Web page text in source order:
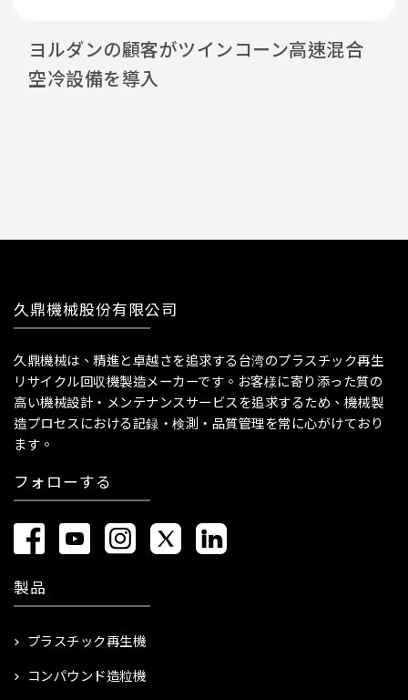
ヨルダンの顧客がツインコーン高速混合
空冷設備を導入
久鼎機械股份有限公司
久鼎機械は、精進と卓越さを追求する台湾のプラスチック再生
リサイクル回収機製造メーカーです。お客様に寄り添った質の
高い機械設計・メンテナンスサービスを追求するため、機械製
造プロセスにおける記録・検測・品質管理を常に心がけており
ます。
フォローする
製品
プラスチック再生機
コンパウンド造粒機